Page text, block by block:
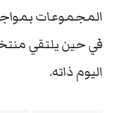
المجموعات
في حين يلتقي
اليوم ذاته.